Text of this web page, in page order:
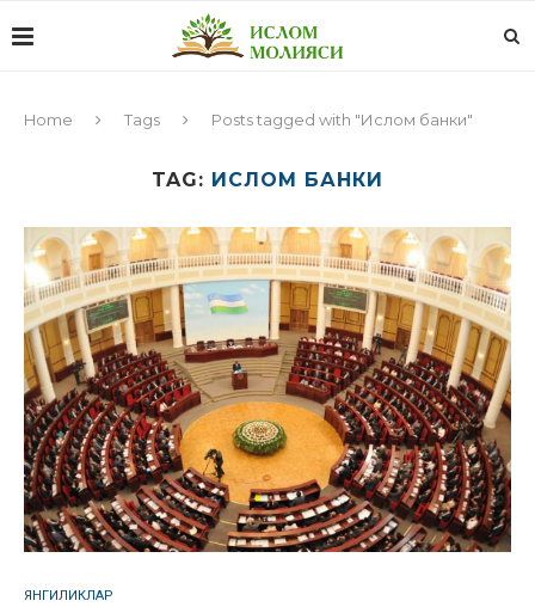
Home Tags Posts tagged with "Ислом банки"
TAG: ИСЛОМ БАНКИ
ЯНГИЛИКЛАР